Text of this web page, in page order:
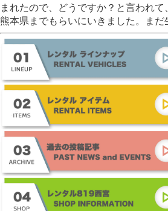
まれたので、どうですか？と言われ
熊本県までもらいにいきました。まだ